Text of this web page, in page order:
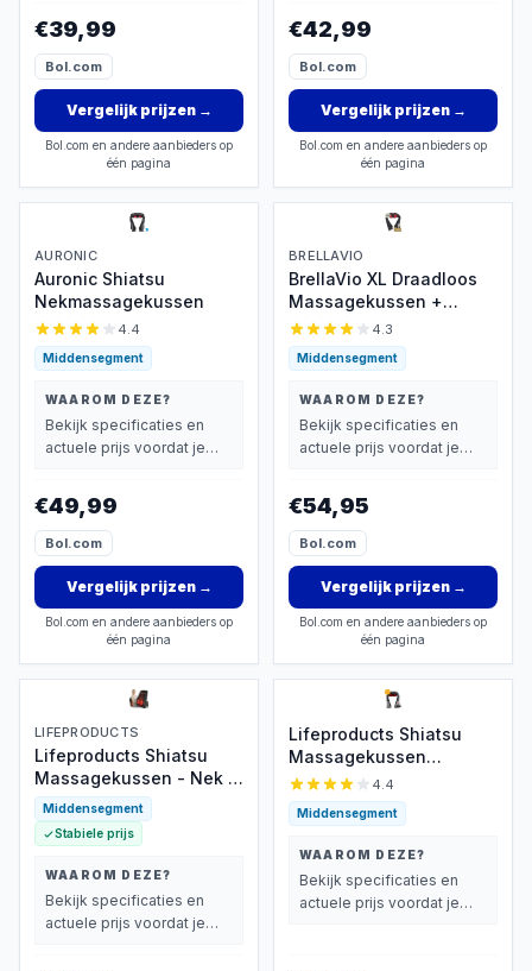
€39,99
Bol.com
Vergelijk prijzen→
Bol.com en andere aanbieders op
één pagina
€42,99
Bol.com
Vergelijk prijzen→
Bol.com en andere aanbieders op
één pagina
AURONIC
Auronic Shiatsu
Nekmassagekussen
4.4
Middensegment
WAAROM DEZE?
Bekijk specificaties en
actuele prijs voordat je
€49,99
Bol.com
Vergelijk prijzen→
Bol.com en andere aanbieders op
één pagina
BRELLAVIO
BrellaVio XL Draadloos
Massagekussen +
Massagebal - Massage
Apparaat met Infrarood
Warmte - Rugsluiting
voor Handsfree Gebruik
Apparaat voor Nek -
Schouder - Rug - Voeten
Apparaten
4.3
Middensegment
WAAROM DEZE?
Bekijk specificaties en
actuele prijs voordat je
€54,95
Bol.com
Vergelijk prijzen→
Bol.com en andere aanbieders op
één pagina
LIFEPRODUCTS
Lifeproducts Shiatsu
Massagekussen - Nek &
Rug met Warmte
Middensegment
Stabiele prijs
WAAROM DEZE?
Bekijk specificaties en
actuele prijs voordat je
Lifeproducts Shiatsu
Massagekussen
Draadloos - Massage
Apparaat voor Nek en
Schouder - Elektrisch
Nekmassage Apparaat -
Massageapparaten met
Infrarood Verwarming -
4.4
Middensegment
WAAROM DEZE?
Bekijk specificaties en
actuele prijs voordat je